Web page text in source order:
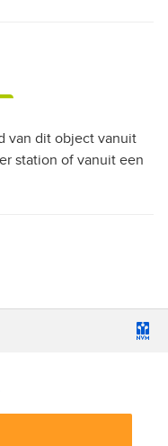
van dit object vanuit
station of vanuit een